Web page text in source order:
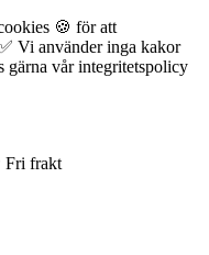
🍪 för att
Vi använder inga kakor
gärna vår integritetspolicy
Fri frakt